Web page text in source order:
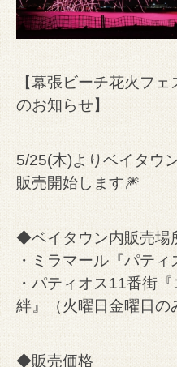
【幕張ビーチ花火フ
のお知らせ】
5/25(木)よりベイタウ
販売開始します🎆
◆ベイタウン内販売場
・ミラマール『パティ
・パティオス11番街
絆』（火曜日金曜日の
◆販売価格